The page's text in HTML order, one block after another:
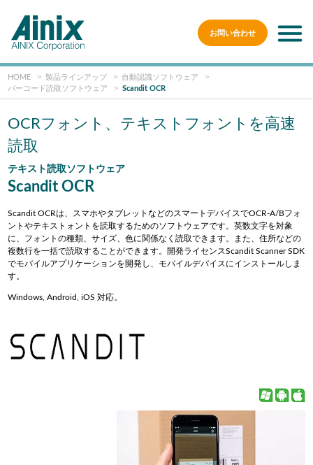
お問い合わせ
HOME 製品ラインアップ
自動認識ソフトウェア
バーコード読取ソフトウェア
Scandit OCR
OCRフォント、テキストフォントを高速
読取
テキスト読取ソフトウェア
Scandit OCR
Scandit OCRは、スマホやタブレットなどのスマートデバイスでOCR-A/Bフォ
ントやテキストォントを読取するためのソフトウェアです。英数文字を対象
に、フォントの種類、サイズ、色に関係なく読取できます。また、住所などの
複数行を一括で読取することができます。開発ライセンスScandit Scanner SDK
でモバイルアプリケーションを開発し、モバイルデバイスにインストールしま
す。
Windows, Android, iOS 対応。